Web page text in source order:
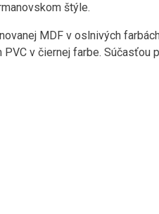
štýle.
MDF v oslnivých
v čiernej farbe.